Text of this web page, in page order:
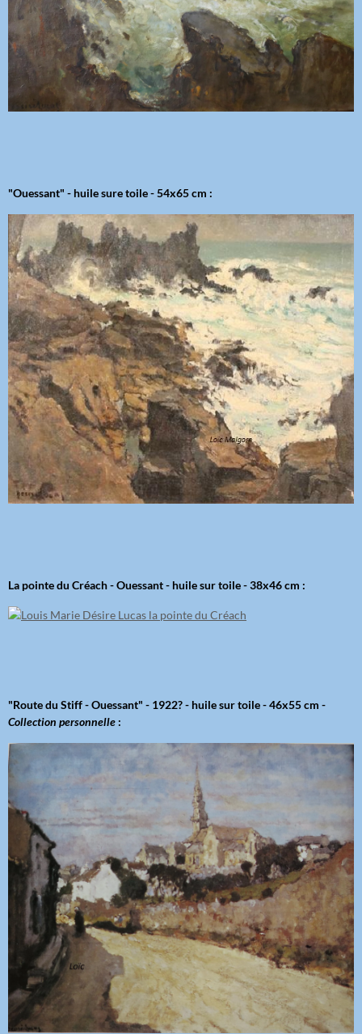
"Ouessant" - huile sure toile - 54x65 cm :
La pointe du Créach - Ouessant - huile sur toile - 38x46 cm :
"Route du Stiff - Ouessant" - 1922? - huile sur toile - 46x55 cm -
Collection personnelle :